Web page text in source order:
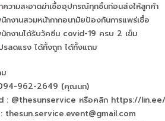
ความสะอาดฆ่าเชื้ออุปกรณ์ทุกชิ้นก่อนส่งให้ลูกค้า
กงานสวมหน้ากากอนามัยป้องกันการแพร่เชื้อ
กงานได้รับวัคซีน covid-19 ครบ 2 เข็ม
รลดแรง ได้ทั้งถูก ได้ทั้งแถม
962-2649 (คุณนก)
: @thesunservice หรือคลิก https://lin.ee/
thesun.service.event@gmail.com